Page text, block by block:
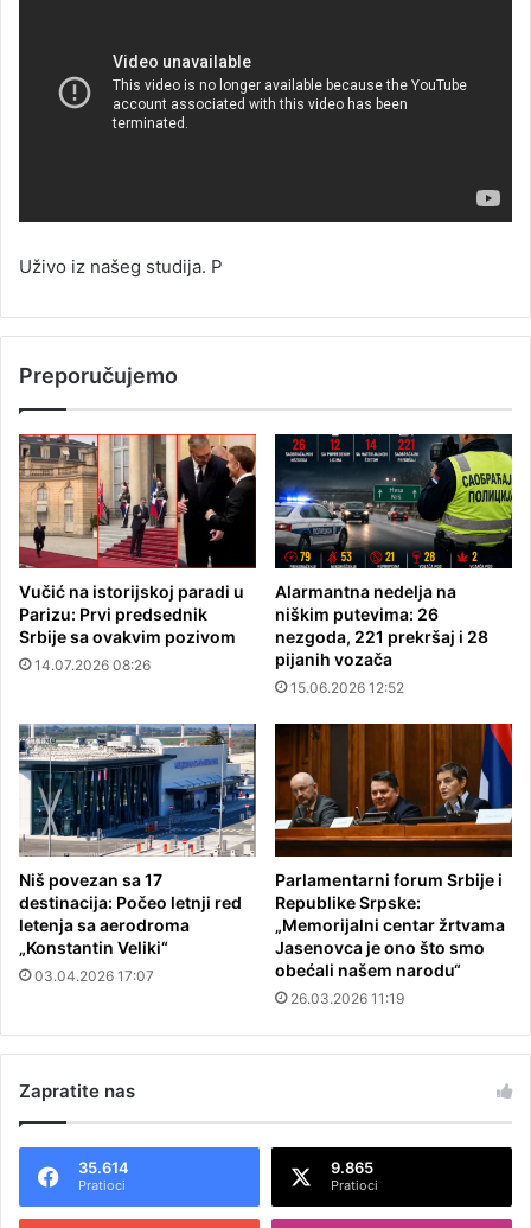
Uživo iz našeg studija. P
Preporučujemo
Vučić na istorijskoj paradi u
Parizu: Prvi predsednik
Srbije sa ovakvim pozivom
14.07.2026 08:26
Alarmantna nedelja na
niškim putevima: 26
nezgoda, 221 prekršaj i 28
pijanih vozača
15.06.2026 12:52
Niš povezan sa 17
destinacija: Počeo letnji red
letenja sa aerodroma
„Konstantin Veliki“
03.04.2026 17:07
Parlamentarni forum Srbije i
Republike Srpske:
„Memorijalni centar žrtvama
Jasenovca je ono što smo
obećali našem narodu“
26.03.2026 11:19
Zapratite nas
35.614
Pratioci
9.865
Pratioci